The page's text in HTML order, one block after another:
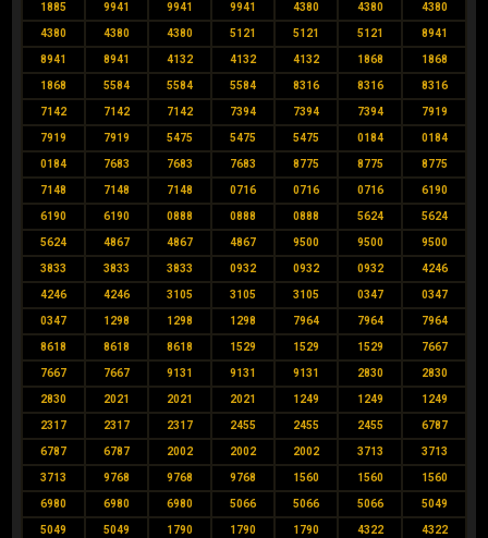
1885 9941 9941 9941 4380 4380 4380
4380 4380 4380 5121 5121 5121 8941
8941 8941 4132 4132 4132 1868 1868
1868 5584 5584 5584 8316 8316 8316
7142 7142 7142 7394 7394 7394 7919
7919 7919 5475 5475 5475 0184 0184
0184 7683 7683 7683 8775 8775 8775
7148 7148 7148 0716 0716 0716 6190
6190 6190 0888 0888 0888 5624 5624
5624 4867 4867 4867 9500 9500 9500
3833 3833 3833 0932 0932 0932 4246
4246 4246 3105 3105 3105 0347 0347
0347 1298 1298 1298 7964 7964 7964
8618 8618 8618 1529 1529 1529 7667
7667 7667 9131 9131 9131 2830 2830
2830 2021 2021 2021 1249 1249 1249
2317 2317 2317 2455 2455 2455 6787
6787 6787 2002 2002 2002 3713 3713
3713 9768 9768 9768 1560 1560 1560
6980 6980 6980 5066 5066 5066 5049
5049 5049 1790 1790 1790 4322 4322